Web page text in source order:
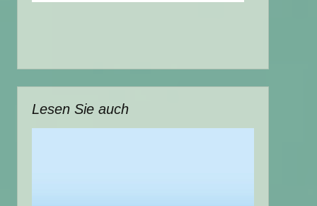
Lesen Sie auch